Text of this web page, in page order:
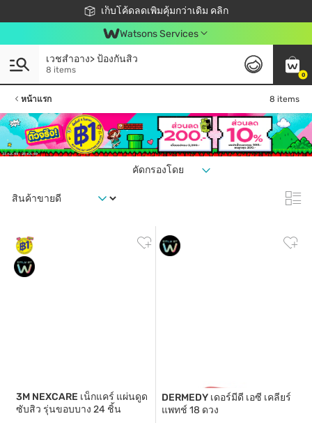
เก็บโค้ดลดเพิ่มคุ้มกว่าเดิม คลิก
ชอปออนไลน์ครั้งแรก ลดเพิ่มจุก ๆ 10%! 🎉
📦ส่งฟรี! เมื่อชอป 499฿
สมาชิกวัตสัน คลับดียังไง?
Watsons Services
0
เวชสำอาง> ป้องกันสิว
8 items
หน้าแรก 8 items
คัดกรองโดย
3M NEXCARE เน็กแคร์ แผ่นดูด
ซับสิว รุ่นขอบบาง 24 ชิ้น
DERMEDY เดอร์มีดี เอซี เคลียร์
แพทช์ 18 ดวง